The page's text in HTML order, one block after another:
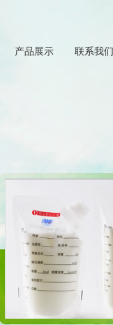
产品展示 联系我们